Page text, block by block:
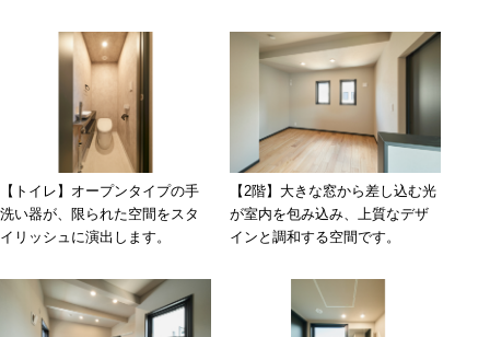
【トイレ】オープンタイプの手
洗い器が、限られた空間をスタ
イリッシュに演出します。
【2階】大きな窓から差し込む光
が室内を包み込み、上質なデザ
インと調和する空間です。